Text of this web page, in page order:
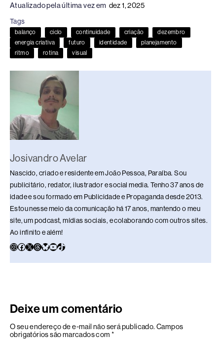
e
b
o
o
k
a
d
s
e
dI
n
sk
y
s
A
p
Li
n
Atualizado pela última vez em dez 1, 2025
Tags
balanço ciclo continuidade criação
dezembro
energia criativa
futuro identidade
planejamento
ritmo
rotina visual
Josivandro Avelar
Nascido, criado e residente em João Pessoa, Paraíba. Sou
publicitário, redator, ilustrador e social media. Tenho 37 anos de
idade e sou formado em Publicidade e Propaganda desde 2013.
Estou nesse meio da comunicação há 17 anos, mantendo o meu
site, um podcast, mídias sociais, e colaborando com outros sites.
Ao infinito e além!
Deixe um comentário
O seu endereço de e-mail não será publicado. Campos
obrigatórios são marcados com *